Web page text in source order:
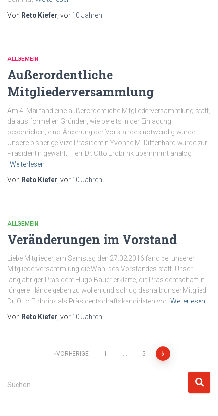
Von Reto Kiefer , vor 10 Jahren
ALLGEMEIN
Außerordentliche
Mitgliederversammlung
Am 4. Mai fand eine außerordentliche Mitgliederversammlung statt,
da aus formellen Gründen, wie bereits in der Einladung
beschrieben, eine Änderung der Vorstandes notwendig wurde.
Unsere bisherige Vize-Präsidentin Yvonne M. Diffenhard wurde zur
Präsidentin gewählt. Herr Dr. Otto Erdbrink übernimmt analog
Weiterlesen
Von Reto Kiefer , vor 10 Jahren
ALLGEMEIN
Veränderungen im Vorstand
Liebe Mitglieder, am Samstag den 27.02.2016 fand bei unserer
Mitgliederversammlung die Wahl des Vorstandes statt. Unser
langjähriger Präsident Hugo Bauer erklärte, die Präsidentschaft in
jüngere Hände geben zu wollen und schlug deshalb unser Mitglied
Dr. Otto Erdbrink als Präsidentschaftskandidaten vor. Weiterlesen
Von Reto Kiefer , vor 10 Jahren
Seitennummerierung
der
VORHERIGE 1 … 5 6
S
u
Suchen …